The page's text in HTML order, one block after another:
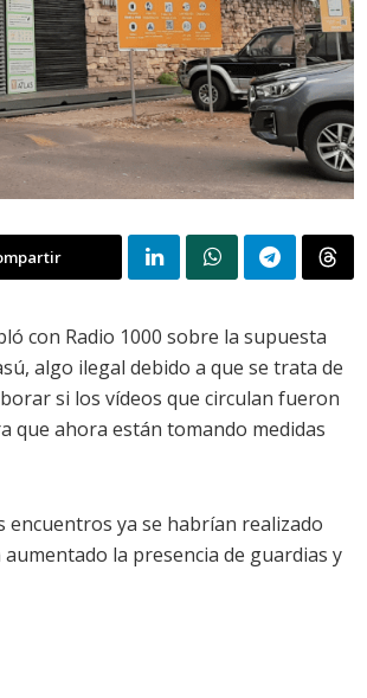
con Radio 1000 sobre la supuesta
algo ilegal debido a que se trata de
si los vídeos que circulan fueron
que ahora están tomando medidas
encuentros ya se habrían realizado
aumentado la presencia de guardias y